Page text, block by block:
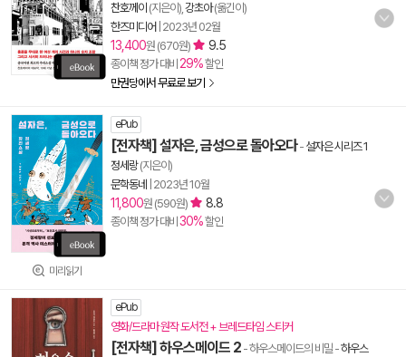
찬호께이 (지은이), 강초아(옮긴이)
한즈미디어 2023년 02월
13,400원 (670원) 9.5
종이책 정가 대비 29%할인
만권당에서 무료로 보기
미리읽기
ePub
[전자책] 설자은, 금성으로 돌아오다- 설자은 시리즈 1
정세랑(지은이)
문학동네
2023년 10월
11,800원 (590원) 8.8
종이책 정가 대비 30%할인
ePub
영화/드라마 원작 도서전 + 브레드타임 스티커
[전자책] 하우스메이드 2 - 하우스메이드의 비밀 -하우스